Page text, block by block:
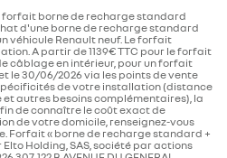
Citadine
9,87 / 10,26
forfait borne de recharge standard
d'une borne de recharge standard
véhicule Renault neuf. Le forfait
A partir de 1139€ TTC pour le forfait
câblage en intérieur, pour un forfait
le 30/06/2026 via les points de vente
de votre installation (distance
autres besoins complémentaires), la
de connaître le coût exact de
de votre domicile, renseignez-vous
Forfait « borne de recharge standard +
Holding, SAS, société par actions